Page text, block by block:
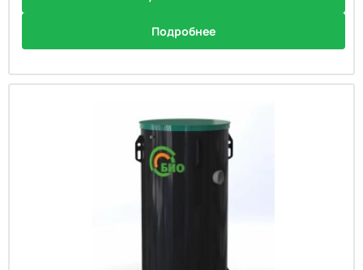
Подробнее